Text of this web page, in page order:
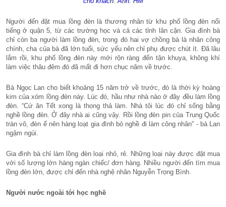
Người đến đặt mua lồng đèn là thương nhân từ khu phố lồng đèn nổi
tiếng ở quận 5, từ các trường học và cả các tỉnh lân cận. Gia đình bà
chỉ còn ba người làm lồng đèn, trong đó hai vợ chồng bà là nhân công
chính, cha của bà đã lớn tuổi, sức yếu nên chỉ phụ được chút ít. Đã lâu
lắm rồi, khu phố lồng đèn này mới rộn ràng đến tận khuya, không khí
làm việc thâu đêm đó đã mất đi hơn chục năm về trước.
Bà Ngọc Lan cho biết khoảng 15 năm trở về trước, đó là thời kỳ hoàng
kim của xóm lồng đèn này. Lúc đó, hầu như nhà nào ở đây đều làm lồng
đèn. “Cứ ăn Tết xong là thong thả làm. Nhà tôi lúc đó chỉ sống bằng
nghề lồng đèn. Ở đây nhà ai cũng vậy. Rồi lồng đèn pin của Trung Quốc
tràn vô, đèn ế nên hàng loạt gia đình bỏ nghề đi làm công nhân” - bà Lan
ngậm ngùi.
Gia đình bà chỉ làm lồng đèn loại nhỏ, rẻ. Những loại này được đặt mua
với số lượng lớn hàng ngàn chiếc/ đơn hàng. Nhiều người đến tìm mua
lồng đèn lớn, được chỉ đến nhà nghệ nhân Nguyễn Trọng Bình.
Người nước ngoài tới học nghề